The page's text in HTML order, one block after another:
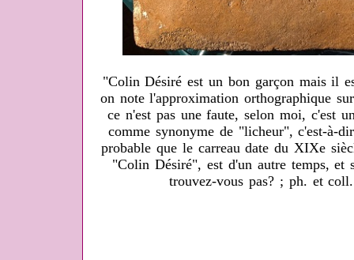
"Colin Désiré est un bon garçon mais il
on note l'approximation orthographique
ce n'est pas une faute, selon moi, c'est
comme synonyme de "licheur", c'est-à-
probable que le carreau date du XIXe
"Colin Désiré", est d'un autre temps, et
trouvez-vous pas? ; ph. et